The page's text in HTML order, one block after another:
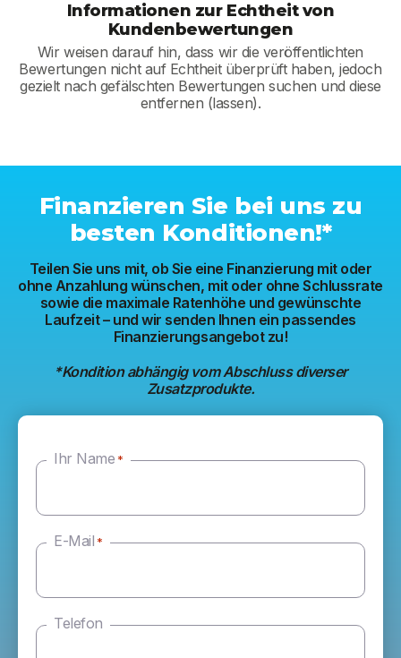
Informationen zur Echtheit von
Kundenbewertungen
Wir weisen darauf hin, dass wir die veröffentlichten
Bewertungen nicht auf Echtheit überprüft haben, jedoch
gezielt nach gefälschten Bewertungen suchen und diese
entfernen (lassen).
Finanzieren Sie bei uns zu
besten Konditionen!*
Teilen Sie uns mit, ob Sie eine Finanzierung mit oder
ohne Anzahlung wünschen, mit oder ohne Schlussrate
sowie die maximale Ratenhöhe und gewünschte
Laufzeit – und wir senden Ihnen ein passendes
Finanzierungsangebot zu!
*Kondition abhängig vom Abschluss diverser
Zusatzprodukte.
Ihr Name *
E-Mail *
Telefon